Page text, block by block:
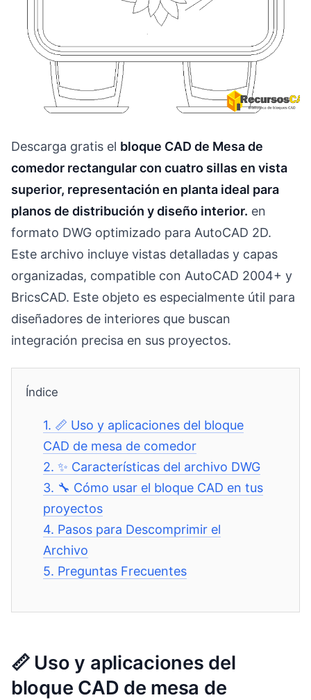
Descarga gratis el bloque CAD de Mesa de
comedor rectangular con cuatro sillas en vista
superior, representación en planta ideal para
planos de distribución y diseño interior. en
formato DWG optimizado para AutoCAD 2D.
Este archivo incluye vistas detalladas y capas
organizadas, compatible con AutoCAD 2004+ y
BricsCAD. Este objeto es especialmente útil para
diseñadores de interiores que buscan
integración precisa en sus proyectos.
Índice
1. 📏 Uso y aplicaciones del bloque
CAD de mesa de comedor
2.✨ Características del archivo DWG
3. 🔧 Cómo usar el bloque CAD en tus
proyectos
4. Pasos para Descomprimir el
Archivo
5. Preguntas Frecuentes
📏 Uso y aplicaciones del
bloque CAD de mesa de